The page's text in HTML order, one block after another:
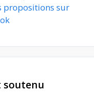
propositions sur
soutenu